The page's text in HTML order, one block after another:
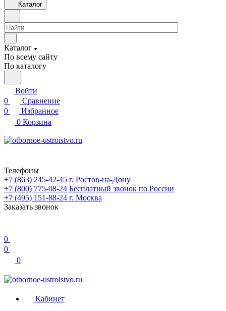
Каталог
Каталог
По всему сайту
По каталогу
Войти
0
Сравнение
0
Избранное
0 Корзина
Телефоны
+7 (863) 245-42-45 г. Ростов-на-Дону
+7 (800) 775-08-24 Бесплатный звонок по России
+7 (495) 151-88-24 г. Москва
Заказать звонок
0
0
0
Кабинет